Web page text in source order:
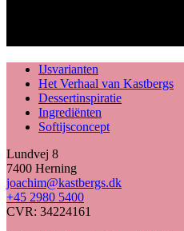
IJsvarianten
Het Verhaal van Kastbergs
Dessertinspiratie
Ingrediënten
Softijsconcept
Lundvej 8
7400 Herning
joachim@kastbergs.dk
+45 2980 5400
CVR: 34224161